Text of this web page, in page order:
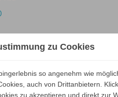
zu Cookies
so angenehm wie
auch von Drittanbietern.
zu akzeptieren und direkt zur